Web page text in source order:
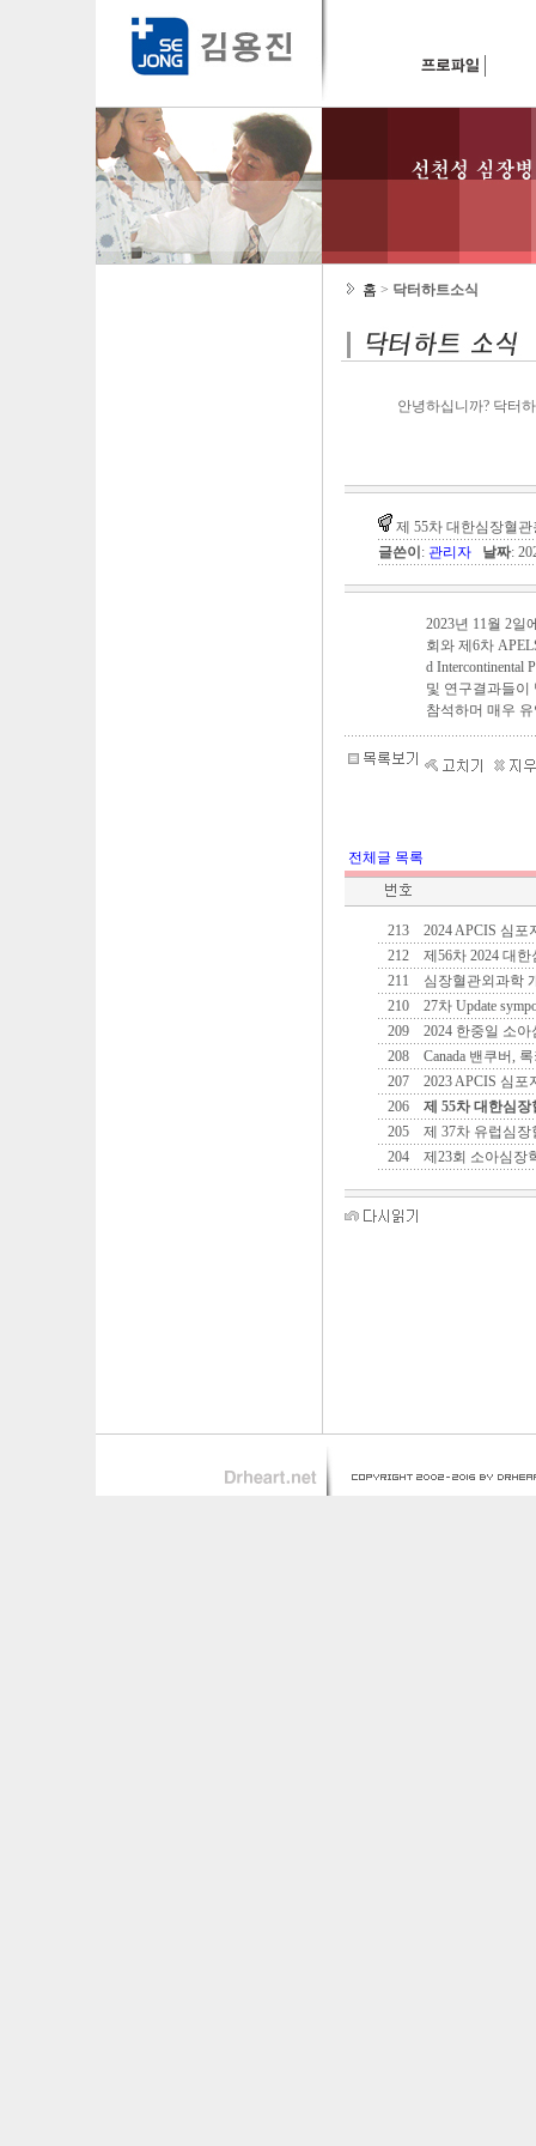
홈 > 닥터하트소식
안녕하십니까? 닥터
제 55차 대한심장혈
글쓴이 : 관리자 날짜:
2023년 11월 2일
회와 제6차
d Intercontinental
및 연구결과들이
참석하머 매우
전체글 목록
213
2024 APCIS 심포
212
제56차 2024 대
211
심장혈관외과학
210
27차 Update
209
2024 한중일 소
208
Canada 밴쿠버,
207
2023 APCIS 심포
206
제 55차 대한심
205
제 37차 유럽심
204
제23회 소아심장